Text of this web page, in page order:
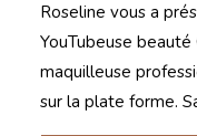
Roseline vous a
YouTubeuse
maquilleuse
sur la plate forme.